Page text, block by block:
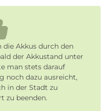
die Akkus durch den
der Akkustand unter
man stets darauf
noch dazu ausreicht,
in der Stadt zu
zu beenden.